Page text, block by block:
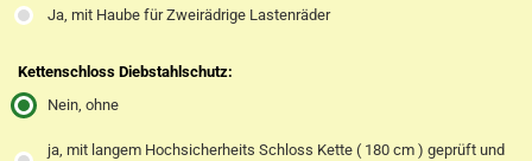
Ja, mit Haube für Zweirädrige Lastenräder
Kettenschloss Diebstahlschutz:
Nein, ohne
ja, mit langem Hochsicherheits Schloss Kette ( 180 cm ) geprüft und